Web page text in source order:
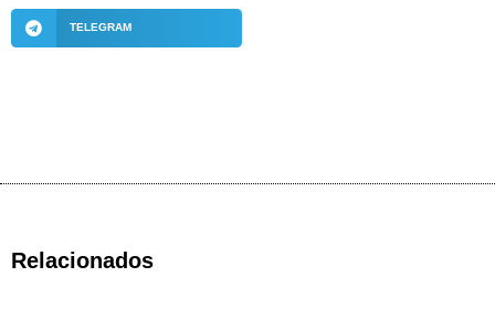
TELEGRAM
Relacionados